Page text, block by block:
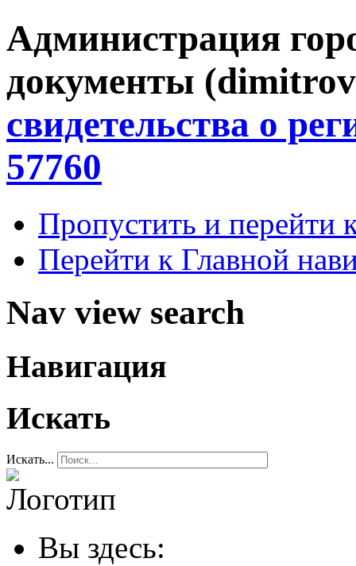
Администрация
документы
свидетельства о
57760
Пропустить и перейти
Перейти к Главной
Nav view search
Навигация
Искать
Искать...
Вы здесь: